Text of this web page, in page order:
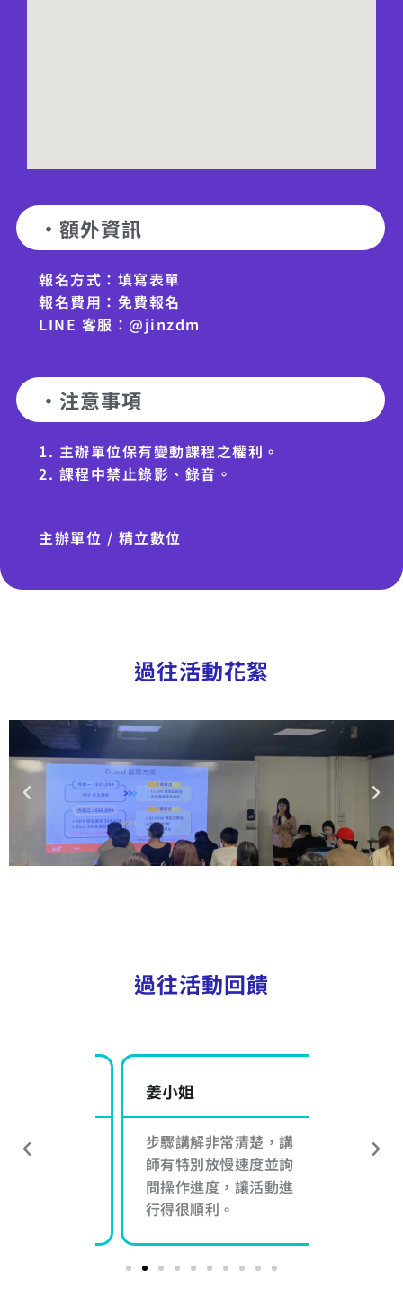
·額外資訊
報名方式：填寫表單
報名費用：免費報名
LINE 客服：@jinzdm
·注意事項
1. 主辦單位保有變動課程之權利。
2. 課程中禁止錄影、錄音。
主辦單位 / 精立數位
過往活動花絮
過往活動回饋
答不
姜小姐
步驟講解非常清楚，講
師有特別放慢速度並詢
問操作進度，讓活動進
行得很順利。
講解的